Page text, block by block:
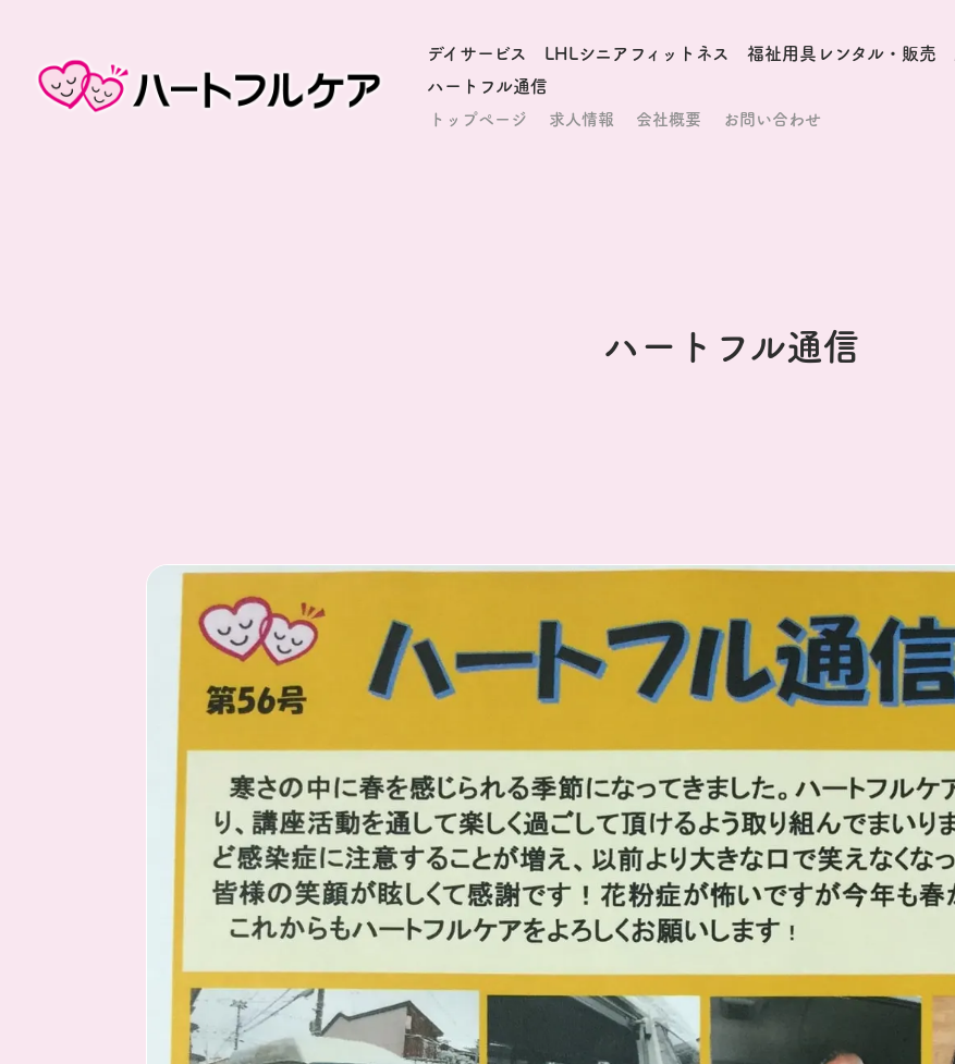
デイサービス LHLシニアフィットネス 福祉用具レンタル・販売
ハートフル通信
トップページ 求人情報 会社概要 お問い合わせ
ハートフル通信